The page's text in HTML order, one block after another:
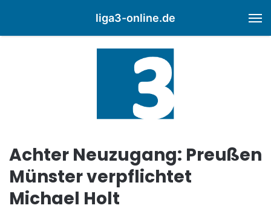
liga3-online.de
Achter Neuzugang: Preußen
Münster verpflichtet
Michael Holt